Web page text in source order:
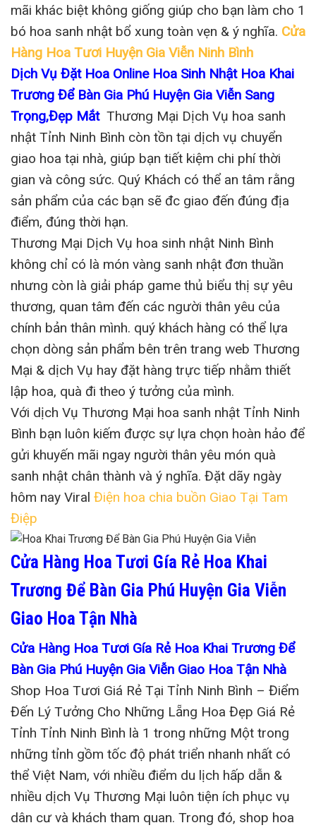
mãi khác biệt không giống giúp cho bạn làm cho 1
bó hoa sanh nhật bổ xung toàn vẹn & ý nghĩa. Cửa
Hàng Hoa Tươi Huyện Gia Viễn Ninh Bình
Dịch Vụ Đặt Hoa Online Hoa Sinh Nhật Hoa Khai
Trương Để Bàn Gia Phú Huyện Gia Viễn Sang
Trọng,Đẹp Mắt Thương Mại Dịch Vụ hoa sanh
nhật Tỉnh Ninh Bình còn tồn tại dịch vụ chuyển
giao hoa tại nhà, giúp bạn tiết kiệm chi phí thời
gian và công sức. Quý Khách có thể an tâm rằng
sản phẩm của các bạn sẽ đc giao đến đúng địa
điểm, đúng thời hạn.
Thương Mại Dịch Vụ hoa sinh nhật Ninh Bình
không chỉ có là món vàng sanh nhật đơn thuần
nhưng còn là giải pháp game thủ biểu thị sự yêu
thương, quan tâm đến các người thân yêu của
chính bản thân mình. quý khách hàng có thể lựa
chọn dòng sản phẩm bên trên trang web Thương
Mại & dịch Vụ hay đặt hàng trực tiếp nhằm thiết
lập hoa, quà đi theo ý tưởng của mình.
Với dịch Vụ Thương Mại hoa sanh nhật Tỉnh Ninh
Bình bạn luôn kiếm được sự lựa chọn hoàn hảo để
gửi khuyến mãi ngay người thân yêu món quà
sanh nhật chân thành và ý nghĩa. Đặt dãy ngày
hôm nay Viral Điện hoa chia buồn Giao Tại Tam
Điệp
Cửa Hàng Hoa Tươi Gía Rẻ Hoa Khai
Trương Để Bàn Gia Phú Huyện Gia Viễn
Giao Hoa Tận Nhà
Cửa Hàng Hoa Tươi Gía Rẻ Hoa Khai Trương Để
Bàn Gia Phú Huyện Gia Viễn Giao Hoa Tận Nhà
Shop Hoa Tươi Giá Rẻ Tại Tỉnh Ninh Bình – Điểm
Đến Lý Tưởng Cho Những Lẵng Hoa Đẹp Giá Rẻ
Tỉnh Tỉnh Ninh Bình là 1 trong những Một trong
những tỉnh gồm tốc độ phát triển nhanh nhất có
thể Việt Nam, với nhiều điểm du lịch hấp dẫn &
nhiều dịch Vụ Thương Mại luôn tiện ích phục vụ
dân cư và khách tham quan. Trong đó, shop hoa